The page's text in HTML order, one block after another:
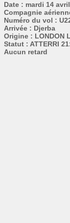
Date : mardi 14
Compagnie
Numéro du vol :
Arrivée : Djerba
Origine : LONDON
Statut : ATTERRI
Aucun retard